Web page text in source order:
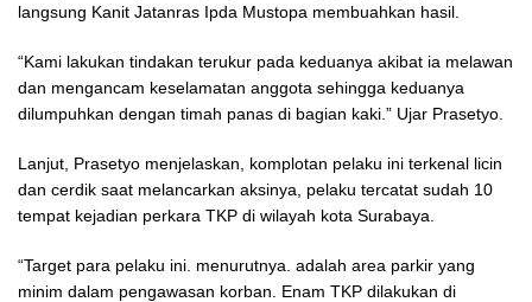
langsung Kanit Jatanras Ipda Mustopa membuahkan hasil.
“Kami lakukan tindakan terukur pada keduanya akibat ia melawan
dan mengancam keselamatan anggota sehingga keduanya
dilumpuhkan dengan timah panas di bagian kaki.” Ujar Prasetyo.
Lanjut, Prasetyo menjelaskan, komplotan pelaku ini terkenal licin
dan cerdik saat melancarkan aksinya, pelaku tercatat sudah 10
tempat kejadian perkara TKP di wilayah kota Surabaya.
“Target para pelaku ini. menurutnya. adalah area parkir yang
minim dalam pengawasan korban. Enam TKP dilakukan di